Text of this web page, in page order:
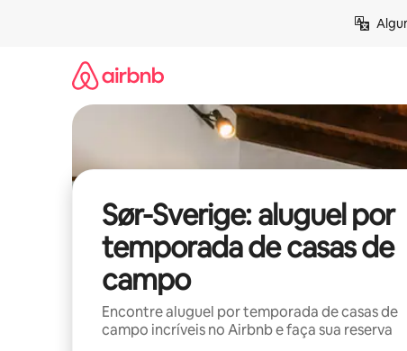
Sør-Sverige: aluguel por
temporada de casas de
campo
Encontre aluguel por temporada de casas de
campo incríveis no Airbnb e faça sua reserva